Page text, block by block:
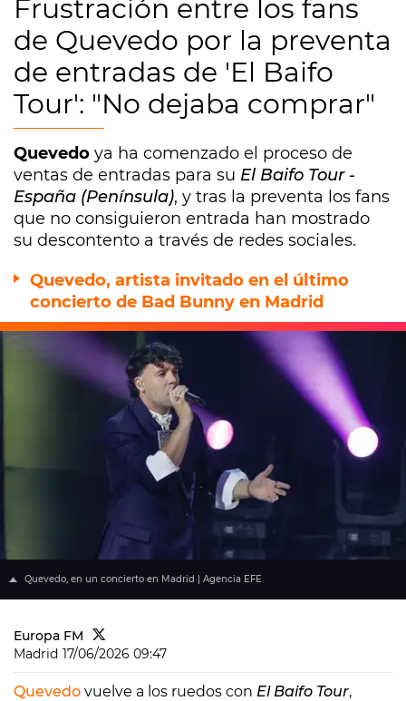
Frustración entre los fans
de Quevedo por la preventa
de entradas de 'El Baifo
Tour': "No dejaba comprar"
Quevedo ya ha comenzado el proceso de
ventas de entradas para su El Baifo Tour -
España (Península), y tras la preventa los fans
que no consiguieron entrada han mostrado
su descontento a través de redes sociales.
Quevedo, artista invitado en el último
concierto de Bad Bunny en Madrid
Quevedo, en un concierto en Madrid | Agencia EFE
Europa FM
Madrid 17/06/2026 09:47
Quevedo vuelve a los ruedos con El Baifo Tour,